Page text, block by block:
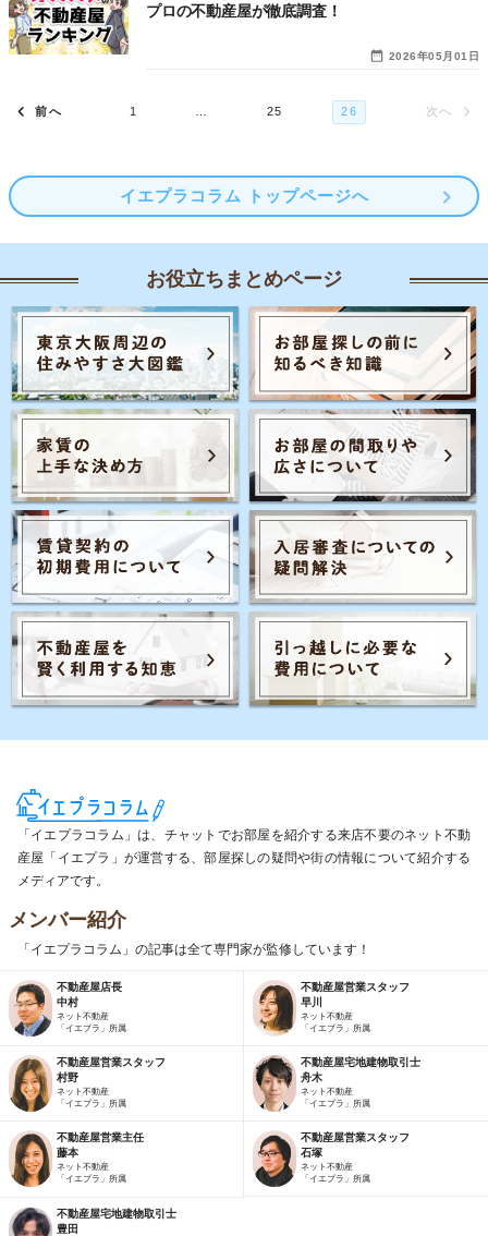
2026年05月01日
プロの不動産屋が徹底調査！
Posts navigation 1 …
イエプラコラム トップページへ
お役立ちまとめページ
「イエプラコラム」は、チャットでお部屋を紹介する来店不要のネット不動
産屋「イエプラ」が運営する、部屋探しの疑問や街の情報について紹介する
メディアです。
メンバー紹介
「イエプラコラム」の記事は全て専門家が監修しています！
不動産屋店長
中村
ネット不動産
「イエプラ」所属
不動産屋営業スタッフ
早川
ネット不動産
「イエプラ」所属
不動産屋営業スタッフ
村野
ネット不動産
「イエプラ」所属
不動産屋宅地建物取引士
舟木
ネット不動産
「イエプラ」所属
不動産屋営業主任
藤本
ネット不動産
「イエプラ」所属
不動産屋営業スタッフ
石塚
ネット不動産
「イエプラ」所属
不動産屋宅地建物取引士
豊田